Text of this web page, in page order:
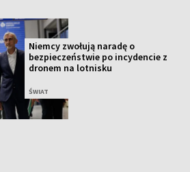
Niemcy zwołują naradę o
bezpieczeństwie po incydencie z
dronem na lotnisku
ŚWIAT